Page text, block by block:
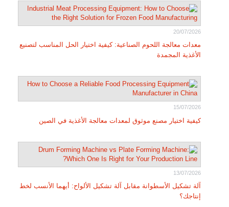
20/07/2026
معدات معالجة اللحوم الصناعية: كيفية اختيار الحل المناسب لتصنيع
الأغذية المجمدة
15/07/2026
كيفية اختيار مصنع موثوق لمعدات معالجة الأغذية في الصين
13/07/2026
آلة تشكيل الأسطوانة مقابل آلة تشكيل الألواح: أيهما الأنسب لخط
إنتاجك؟